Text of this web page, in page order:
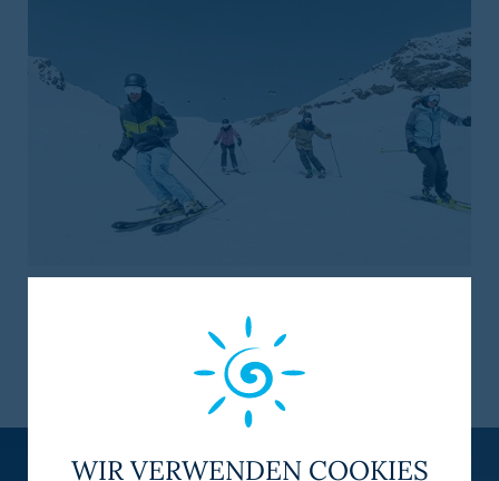
WIR VERWENDEN COOKIES